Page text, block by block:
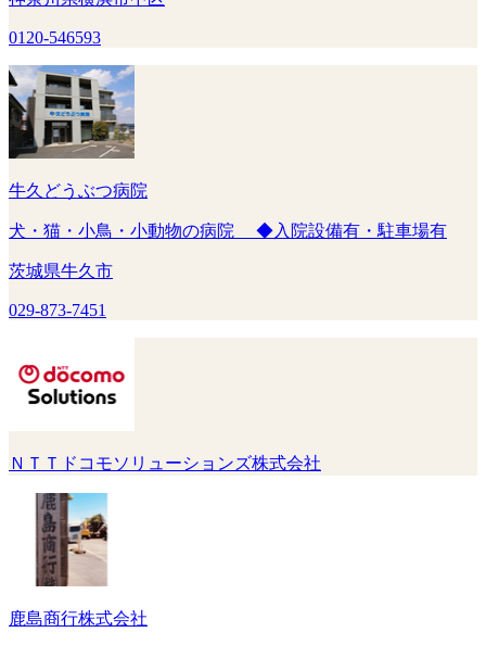
0120-546593
牛久どうぶつ病院
犬・猫・小鳥・小動物の病院 ◆入院設備有・駐車場有
茨城県牛久市
029-873-7451
ＮＴＴドコモソリューションズ株式会社
鹿島商行株式会社